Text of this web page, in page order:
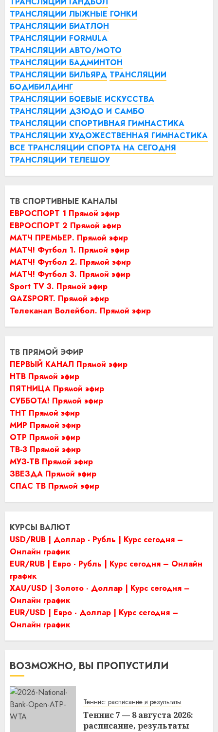
ТРАНСЛЯЦИИ ЛЫЖНЫЕ ГОНКИ
ТРАНСЛЯЦИИ БИАТЛОН
ТРАНСЛЯЦИИ FORMULA
ТРАНСЛЯЦИИ АВТО/МОТО
ТРАНСЛЯЦИИ БАДМИНТОН
ТРАНСЛЯЦИИ БИЛЬЯРД ТРАНСЛЯЦИИ
БОДИБИЛДИНГ
ТРАНСЛЯЦИИ БОЕВЫЕ ИСКУССТВА
ТРАНСЛЯЦИИ ДЗЮДО И САМБО
ТРАНСЛЯЦИИ СПОРТИВНАЯ ГИМНАСТИКА
ТРАНСЛЯЦИИ ХУДОЖЕСТВЕННАЯ ГИМНАСТИКА
ВСЕ ТРАНСЛЯЦИИ СПОРТА НА СЕГОДНЯ
ТРАНСЛЯЦИИ ТЕЛЕШОУ
ТВ СПОРТИВНЫЕ КАНАЛЫ
ЕВРОСПОРТ 1 Прямой эфир
ЕВРОСПОРТ 2 Прямой эфир
МАТЧ ПРЕМЬЕР. Прямой эфир
МАТЧ! Футбол 1. Прямой эфир
МАТЧ! Футбол 2. Прямой эфир
МАТЧ! Футбол 3. Прямой эфир
Sport TV 3. Прямой эфир
QAZSPORT. Прямой эфир
Телеканал Волейбол. Прямой эфир
ТВ ПРЯМОЙ ЭФИР
ПЕРВЫЙ КАНАЛ Прямой эфир
НТВ Прямой эфир
ПЯТНИЦА Прямой эфир
СУББОТА! Прямой эфир
ТНТ Прямой эфир
МИР Прямой эфир
ОТР Прямой эфир
ТВ-3 Прямой эфир
МУЗ-ТВ Прямой эфир
ЗВЕЗДА Прямой эфир
СПАС ТВ Прямой эфир
КУРСЫ ВАЛЮТ
USD/RUB | Доллар - Рубль | Курс сегодня –
Онлайн график
EUR/RUB | Евро - Рубль | Курс сегодня – Онлайн
график
XAU/USD | Золото - Доллар | Курс сегодня –
Онлайн график
EUR/USD | Евро - Доллар | Курс сегодня –
Онлайн график
ВОЗМОЖНО, ВЫ ПРОПУСТИЛИ
Теннис: расписание и результаты
Теннис 7 — 8 августа 2026:
расписание, результаты